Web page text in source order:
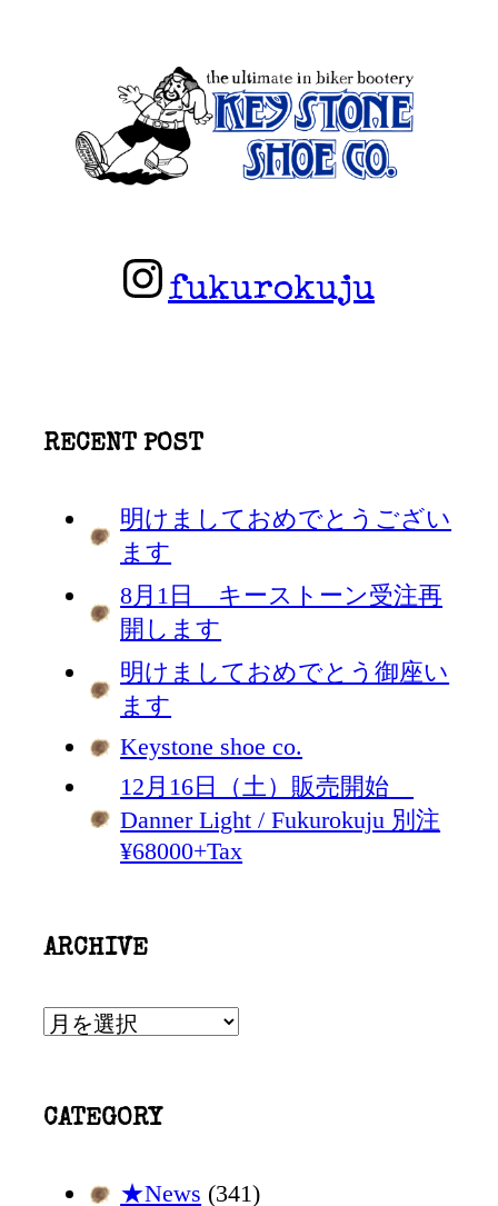
fukurokuju
RECENT POST
明けましておめでとうござい
ます
8月1日 キーストーン受注再
開します
明けましておめでとう御座い
ます
Keystone shoe co.
12月16日（土）販売開始
Danner Light / Fukurokuju 別注
¥68000+Tax
ARCHIVE
ARCHIVE
CATEGORY
★News (341)